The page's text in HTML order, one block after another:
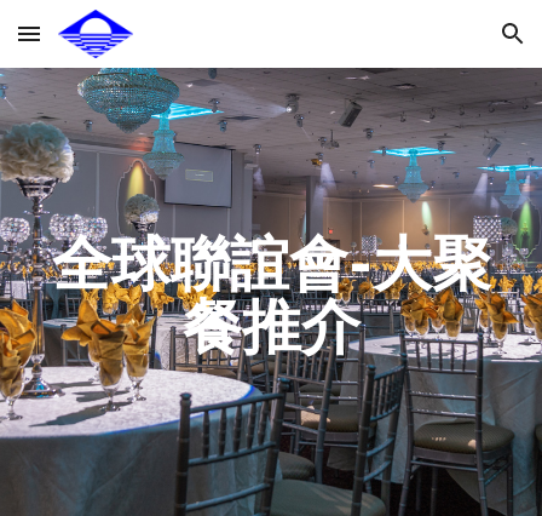
Skip to main content Skip to navigation
全球聯誼會-大聚
餐推介